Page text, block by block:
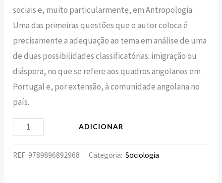
sociais e, muito particularmente, em Antropologia.
Uma das primeiras questões que o autor coloca é
precisamente a adequação ao tema em análise de uma
de duas possibilidades classificatórias: imigração ou
diáspora, no que se refere aos quadros angolanos em
Portugal e, por extensão, à comunidade angolana no
país.
ADICIONAR
REF:9789896892968 Categoria: Sociologia